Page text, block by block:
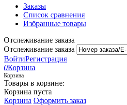
Заказы
Список сравнения
Избранные товары
Отслеживание заказа
Отслеживание заказа
ВойтиРегистрация
Корзина
0Корзина
Товары в корзине:
Корзина пуста
Корзина Оформить заказ